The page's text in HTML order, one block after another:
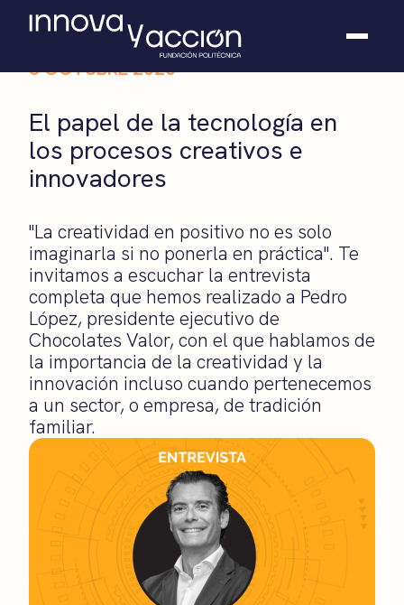
Somos fundación
Casos de éxito
Hackathones
Contacto
8 OCTUBRE 2020
El papel de la tecnología en
los procesos creativos e
innovadores
"La creatividad en positivo no es solo
imaginarla si no ponerla en práctica". Te
invitamos a escuchar la entrevista
completa que hemos realizado a Pedro
López, presidente ejecutivo de
Chocolates Valor, con el que hablamos de
la importancia de la creatividad y la
innovación incluso cuando pertenecemos
a un sector, o empresa, de tradición
familiar.